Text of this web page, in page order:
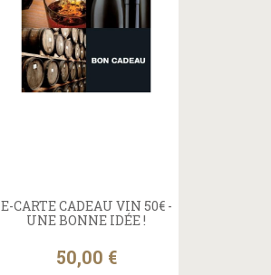
E-CARTE CADEAU VIN 50€ -
UNE BONNE IDÉE !
50,00 €